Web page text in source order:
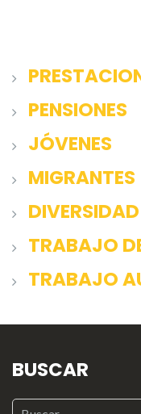
PENSIONES
JÓVENES
MIGRANTES
TRABAJO
TRABAJO
BUSCAR